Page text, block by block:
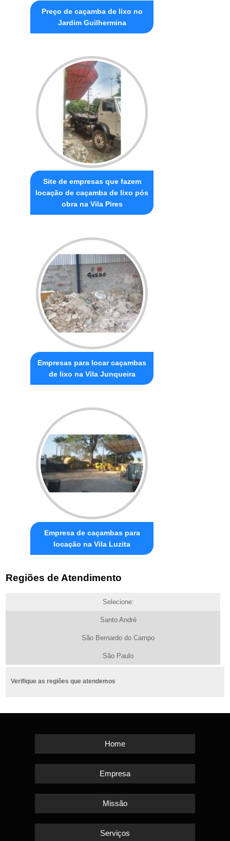
Preço de caçamba de lixo no
Jardim Guilhermina
Site de empresas que fazem
locação de caçamba de lixo pós
obra na Vila Pires
Empresas para locar caçambas
de lixo na Vila Junqueira
Empresa de caçambas para
locação na Vila Luzita
Regiões de Atendimento
Selecione:
Santo André
São Bernardo do Campo
São Paulo
Verifique as regiões que atendemos
Home
Empresa
Missão
Serviços